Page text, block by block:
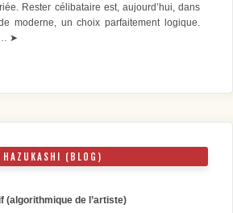
Rester célibataire est, aujourd’hui, dans
moderne, un choix parfaitement logique.
➤
HAZUKASHI (BLOG)
(algorithmique de l’artiste)